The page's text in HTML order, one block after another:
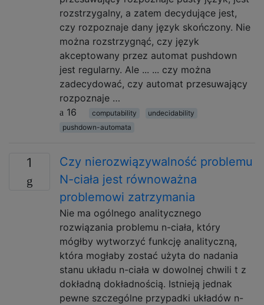
rozstrzygalny, a zatem decydujące jest,
czy rozpoznaje dany język skończony. Nie
można rozstrzygnąć, czy język
akceptowany przez automat pushdown
jest regularny. Ale ... ... czy można
zadecydować, czy automat przesuwający
rozpoznaje …
16
computability
undecidability
pushdown-automata
1
Czy nierozwiązywalność problemu
N-ciała jest równoważna
problemowi zatrzymania
Nie ma ogólnego analitycznego
rozwiązania problemu n-ciała, który
mógłby wytworzyć funkcję analityczną,
która mogłaby zostać użyta do nadania
stanu układu n-ciała w dowolnej chwili t z
dokładną dokładnością. Istnieją jednak
pewne szczególne przypadki układów n-